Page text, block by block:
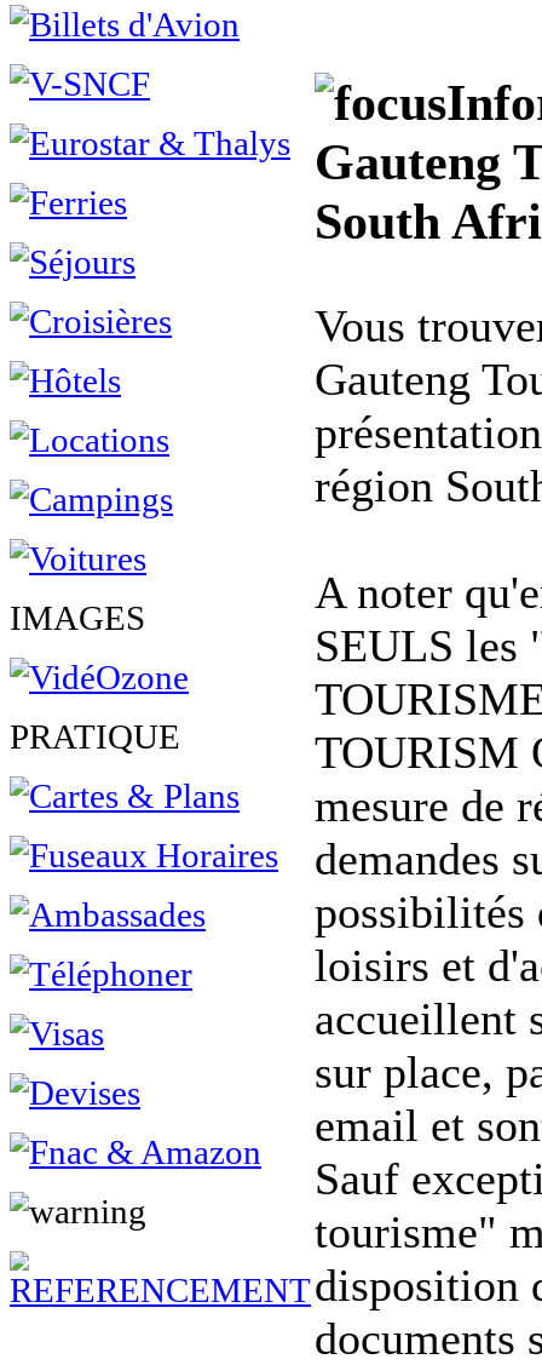
IMAGES
PRATIQUE
Gauteng
South
Vous
Gauteng
région
A noter
SEULS les
TOURISM
mesure de
demandes
possibilités
loisirs et
accueillent
sur place,
email et
Sauf
tourisme"
disposition
documents